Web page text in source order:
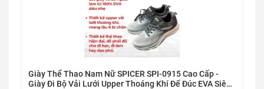
Giày Thể Thao Nam Nữ SPICER SPI-0915 Cao Cấp -
Giày Đi Bộ Vải Lưới Upper Thoáng Khí Đế Đúc EVA Siêu